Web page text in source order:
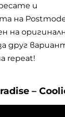
и
на
на
друг
repeat!
–